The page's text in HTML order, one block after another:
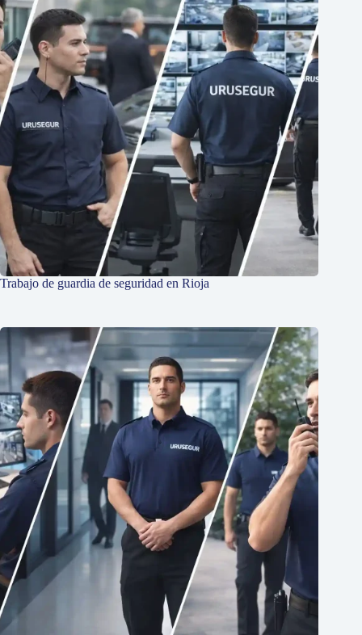
Trabajo de guardia de seguridad en Rioja